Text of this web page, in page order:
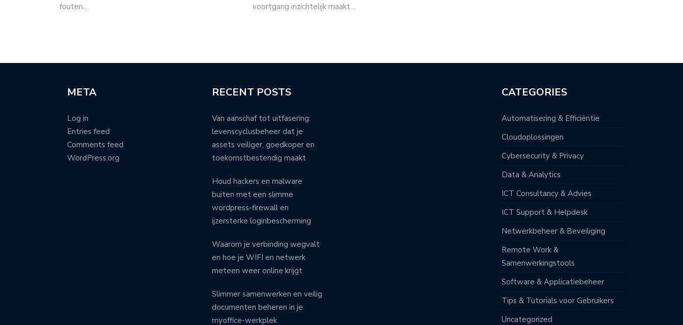
fouten…
voortgang inzichtelijk maakt…
META
Log in
Entries feed
Comments feed
WordPress.org
RECENT POSTS
Van aanschaf tot uitfasering:
levenscyclusbeheer dat je
assets veiliger, goedkoper en
toekomstbestendig maakt
Houd hackers en malware
buiten met een slimme
wordpress-firewall en
ijzersterke loginbescherming
Waarom je verbinding wegvalt
en hoe je WIFI en netwerk
meteen weer online krijgt
Slimmer samenwerken en veilig
documenten beheren in je
myoffice-werkplek
CATEGORIES
Automatisering & Efficiëntie
Cloudoplossingen
Cybersecurity & Privacy
Data & Analytics
ICT Consultancy & Advies
ICT Support & Helpdesk
Netwerkbeheer & Beveiliging
Remote Work &
Samenwerkingstools
Software & Applicatiebeheer
Tips & Tutorials voor Gebruikers
Uncategorized